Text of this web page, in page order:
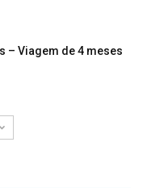
– Viagem de 4 meses